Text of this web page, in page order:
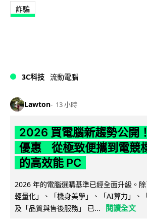
詐騙
3C科技 流動電腦
Lawton 13 小時
2026 買電腦新趨勢公開
優惠 從極致便攜到電競
的高效能 PC
2026 年的電腦選購基準已經全面升級。
輕量化」、「機身美學」、「AI算力」、
及「品質與售後服務」 已...
閱讀全文